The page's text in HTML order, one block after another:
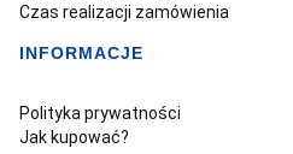
Czas realizacji zamówienia
INFORMACJE
Polityka prywatności
Jak kupować?